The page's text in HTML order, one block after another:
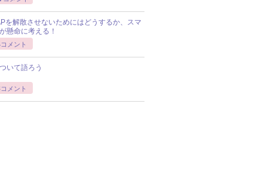
を解散させないためにはどうするか、スマ
懸命に考える！
コメント
いて語ろう
コメント